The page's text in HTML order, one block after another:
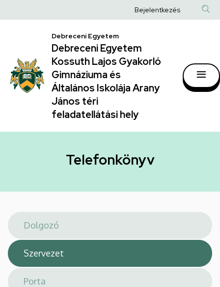
|
Debreceni
Egyetem
Kossuth
Lajos
Gyakorló
Általános
Arany
János
téri
feladatellátási
hely
a
Anonim
fiók
menüje
Bejelentkezés
Debreceni Egyetem
Debreceni Egyetem
Kossuth Lajos Gyakorló
Gimnáziuma és
Általános Iskolája Arany
János téri
feladatellátási hely
Telefonkönyv